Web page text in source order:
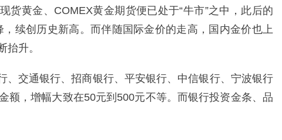
货黄金、COMEX黄金期货便已处于“牛市”之中，此后的
续创历史新高。而伴随国际金价的走高，国内金价也上
抬升。
、交通银行、招商银行、平安银行、中信银行、宁波银行
额，增幅大致在50元到500元不等。而银行投资金条、品